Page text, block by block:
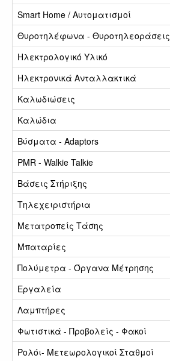
Smart Home / Αυτοματισμοί
Θυροτηλέφωνα - Θυροτηλεοράσεις
Ηλεκτρολογικό Υλικό
Ηλεκτρονικά Ανταλλακτικά
Καλωδιώσεις
Καλώδια
Βύσματα - Adaptors
PMR - Walkie Talkie
Βάσεις Στήριξης
Τηλεχειριστήρια
Μετατροπείς Τάσης
Μπαταρίες
Πολύμετρα - Όργανα Μέτρησης
Εργαλεία
Λαμπτήρες
Φωτιστικά - Προβολείς - Φακοί
Ρολόι- Μετεωρολογικοί Σταθμοί